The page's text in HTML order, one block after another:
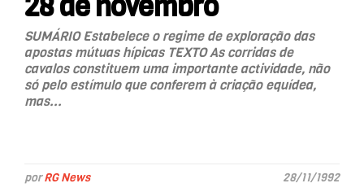
SUMÁRIO Estabelece o regime de exploração das
apostas mútuas hípicas TEXTO As corridas de
cavalos constituem uma importante actividade, não
só pelo estímulo que conferem à criação equídea,
mas...
porRG News 28/11/1992